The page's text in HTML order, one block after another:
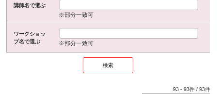
講師名で選ぶ
※部分一致可
ワークショッ
プ名で選ぶ
※部分一致可
93 -93件 /93件